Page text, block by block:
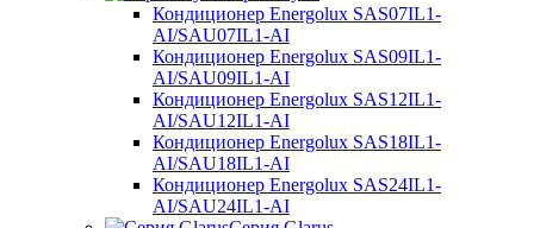
Кондиционер Energolux SAS07IL1-
AI/SAU07IL1-AI
Кондиционер Energolux SAS09IL1-
AI/SAU09IL1-AI
Кондиционер Energolux SAS12IL1-
AI/SAU12IL1-AI
Кондиционер Energolux SAS18IL1-
AI/SAU18IL1-AI
Кондиционер Energolux SAS24IL1-
AI/SAU24IL1-AI